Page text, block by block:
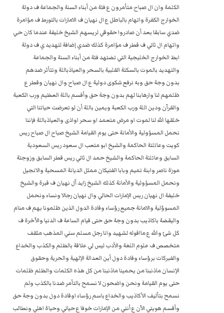
الكلمة وان ال صباح متأمرون ع فئة من أبناء السنة والجماعة ف دولة
الخوارج الكفرة واتهام بالباطل ع ال نهيان ف الامارات بالتورط ف مؤامرة
ضدي سابقا بعد أن صادروا حقوقي لريسهم الشيخ خليفة عندما كان حي
واتهام ال ثاني ف قطر ف مؤامرة كذلك ضدي إضافة لتهديد ي ف دولة
ابظ الخوارج الخليجية التي تضتهد فئة من أبناء السنة والجماعة
والتهديد بالموت بالسكتة القلبية بالسحر والعياذباللة وتتأثر ضدهم
بدون وجة حق وبه نرفع شكوى دولية ع ال صباح وال نهيان وقطر ع
ظلمهم لنا وارهابنا لهم بدون وجة حق وأقسم باللة العظيم ورب الكعبة
والقرآن ودين اللة ورب الكعبة ويمين باللة أن لو تعرضت حياتنا التي
خلقها الله لنا لموت او مرض متعمد او سحر اواذى والعياذباللة فإننا
نحمل المسؤولية والأمانة حتى يوم القيامة الشيخ صباح ال صباح ريس
كويت وعائلتة الحاكمة والشيخ ابو متعب ال سعود ريس السعودية
السابق وعائلتة الحاكمة والشيخ حمد ال ثاني ريس قطر السابق وزوجتة
موزة ناصر وابنة تميم وبابا الفتيكان ممثل الديانة المسحية والانجيل
ونحمل المسؤولية والأمانة كذلك الشيخ زايد آل نهيان ف قبرة والشيخ
خليفة ال نهيان ريس الإمارات الحالي وال نهيان رجالا ونساء ونحمل
المسوؤلية والامانة جميع رؤساء وقادة الدول الذين ظلمونا بهم ف منام
واليقضة باكاذيب بدون وجة حق حتى قيام الساعة ف الدنيا والآخرة ف
كل شئ والله ع مااقوله لشهيد وانا رجل مسلم سني المذهب مثقف
متخصص ف علوم اللغة والأدب ليس لي علاقة بالظلم والكذب والخداع
والفبركات برؤساء وقادة دول أين العدالة الإلهية والحرية وحقوق
الإنسان ماذنبنا من يحمينا ماذنبنا من كل هذه الكلمات والظلم ظلمات
حتى يوم القيامة ونحن واضحون لا نسمح بالتأمر ضدنا بالكذب ولم
نسمح بتأليف الأكاذيب والخداع باسم رؤساء اوقادة دول بدون وجة حق
وأقسم هويتي الآن ع أنني من الإمارات خوفا ع حياتي وحياة اهلي ونطالب